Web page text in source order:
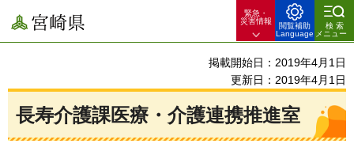
宮崎県
緊急・
災害情報
閲覧補助
Language
検索
メニュー
掲載開始日：2019年4月1日
更新日：2019年4月1日
長寿介護課医療・介護連携推進室